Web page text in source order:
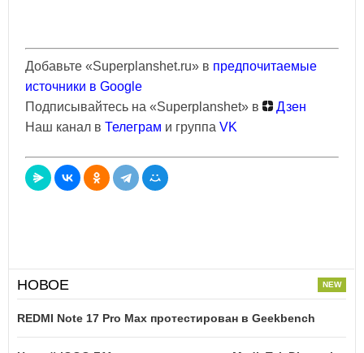
Добавьте «Superplanshet.ru» в предпочитаемые
источники в Google
Подписывайтесь на «Superplanshet» в
Дзен
Наш канал в Телеграм и группа VK
НОВОЕ
REDMI Note 17 Pro Max протестирован в Geekbench